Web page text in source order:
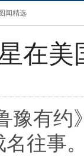
图闻精选
在美
豫有约
名往事